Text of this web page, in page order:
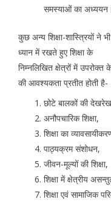
समस्याओं का
कुछ अन्य शिक्षा-शास्त्रियों ने
ध्यान में रखते हुए शिक्षा के
निम्नलिखित क्षेत्रों में
की आवश्यकता प्रतीत होती है-
छोटे बालकों की देखरेख
अनौपचारिक शिक्षा,
शिक्षा का
पाठ्यक्रम संशोधन,
जीवन-मूल्यों की शिक्षा,
शिक्षा में क्षेत्रीय
शिक्षा एवं सामाजिक